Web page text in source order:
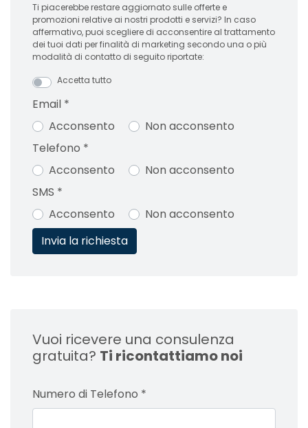
Ti piacerebbe restare aggiornato sulle offerte e
promozioni relative ai nostri prodotti e servizi? In caso
affermativo, puoi scegliere di acconsentire al trattamento
dei tuoi dati per finalità di marketing secondo una o più
modalità di contatto di seguito riportate:
Accetta tutto
Email *
Acconsento
Non acconsento
Telefono *
Acconsento
Non acconsento
SMS *
Acconsento
Non acconsento
Vuoi ricevere una consulenza
gratuita? Ti ricontattiamo noi
Numero di Telefono *